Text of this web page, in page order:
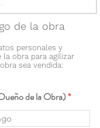
de la obra
personales y
la obra para agilizar
sea vendida:
de la Obra)